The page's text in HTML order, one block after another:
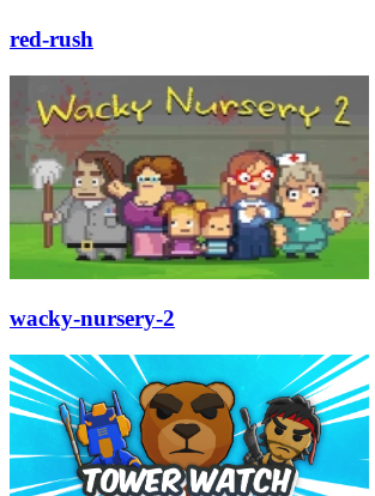
red-rush
wacky-nursery-2